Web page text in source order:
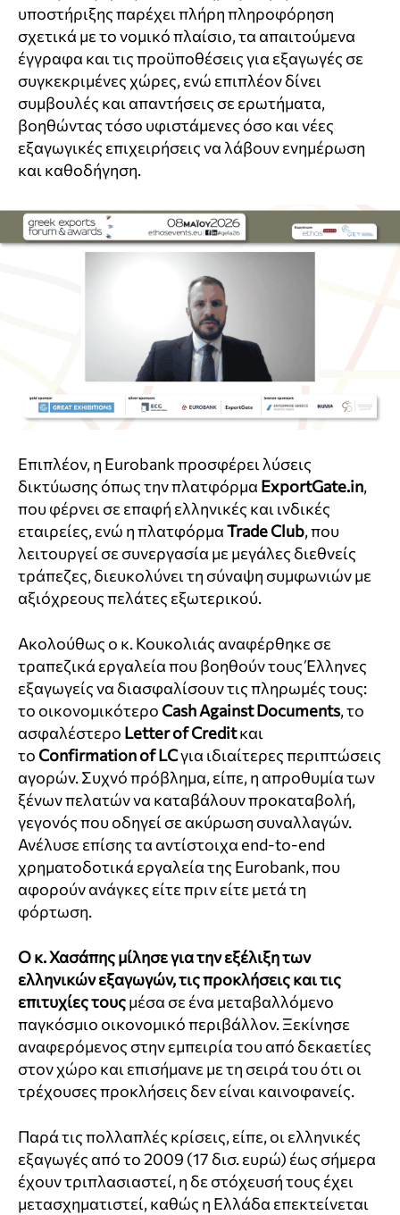
υποστήριξης παρέχει πλήρη πληροφόρηση
σχετικά με το νομικό πλαίσιο, τα απαιτούμενα
έγγραφα και τις προϋποθέσεις για εξαγωγές σε
συγκεκριμένες χώρες, ενώ επιπλέον δίνει
συμβουλές και απαντήσεις σε ερωτήματα,
βοηθώντας τόσο υφιστάμενες όσο και νέες
εξαγωγικές επιχειρήσεις να λάβουν ενημέρωση
και καθοδήγηση.
Επιπλέον, η Eurobank προσφέρει λύσεις
δικτύωσης όπως την πλατφόρμα ExportGate.in,
που φέρνει σε επαφή ελληνικές και ινδικές
εταιρείες, ενώ η πλατφόρμαTrade Club, που
λειτουργεί σε συνεργασία με μεγάλες διεθνείς
τράπεζες, διευκολύνει τη σύναψη συμφωνιών με
αξιόχρεους πελάτες εξωτερικού.
Ακολούθως ο κ. Κουκολιάς αναφέρθηκε σε
τραπεζικά εργαλεία που βοηθούν τους Έλληνες
εξαγωγείς να διασφαλίσουν τις πληρωμές τους:
το οικονομικότερο Cash Against Documents, το
ασφαλέστερο Letter of Creditκαι
το Confirmation of LCγια ιδιαίτερες περιπτώσεις
αγορών. Συχνό πρόβλημα, είπε, η απροθυμία των
ξένων πελατών να καταβάλουν προκαταβολή,
γεγονός που οδηγεί σε ακύρωση συναλλαγών.
Ανέλυσε επίσης τα αντίστοιχα end-to-end
χρηματοδοτικά εργαλεία της Eurobank, που
αφορούν ανάγκες είτε πριν είτε μετά τη
φόρτωση.
Ο κ. Χασάπης μίλησε για την εξέλιξη των
ελληνικών εξαγωγών, τις προκλήσεις και τις
επιτυχίες τουςμέσα σε ένα μεταβαλλόμενο
παγκόσμιο οικονομικό περιβάλλον. Ξεκίνησε
αναφερόμενος στην εμπειρία του από δεκαετίες
στον χώρο και επισήμανε με τη σειρά του ότι οι
τρέχουσες προκλήσεις δεν είναι καινοφανείς.
Παρά τις πολλαπλές κρίσεις, είπε, οι ελληνικές
εξαγωγές από το 2009 (17 δισ. ευρώ) έως σήμερα
έχουν τριπλασιαστεί, η δε στόχευσή τους έχει
μετασχηματιστεί, καθώς η Ελλάδα επεκτείνεται